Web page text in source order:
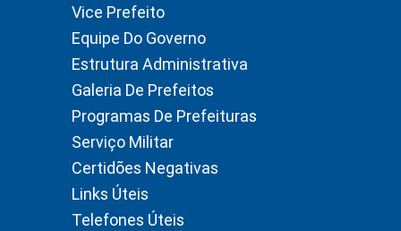
Vice Prefeito
Equipe Do Governo
Estrutura Administrativa
Galeria De Prefeitos
Programas De Prefeituras
Serviço Militar
Certidões Negativas
Links Úteis
Telefones Úteis